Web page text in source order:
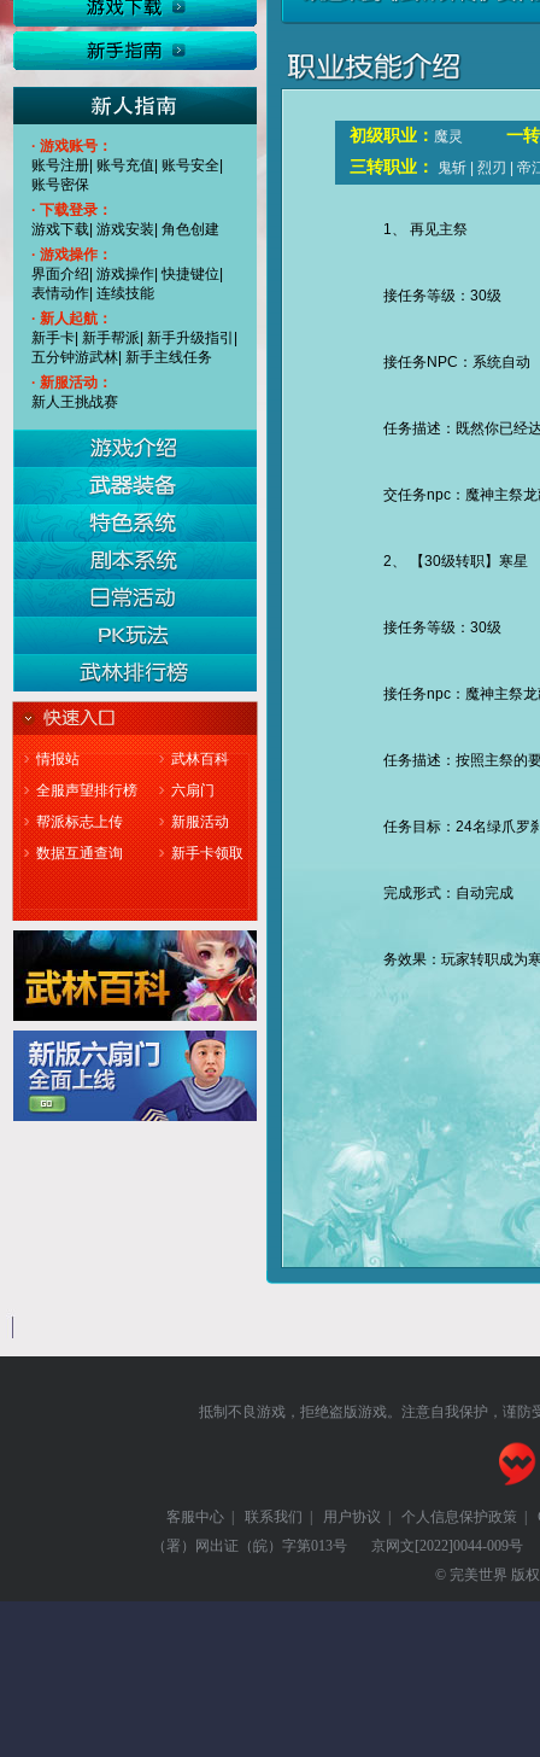
· 游戏账号：
账号注册 账号充值 账号安全
账号密保
· 下载登录：
游戏下载 游戏安装 角色创建
· 游戏操作：
界面介绍 游戏操作 |快捷键位
表情动作 连续技能
· 新人起航：
新手卡 新手帮派 新手升级指引
五分钟游武林 新手主线任务
· 新服活动：
新人王挑战赛
情报站
武林百科
全服声望排行榜
六扇门
帮派标志上传
新服活动
数据互通查询
新手卡领取
初级职业： 魔灵
一
三转职业：
鬼斩| 烈刃 帝
1、 再见主祭
接任务等级：30级
接任务NPC：系统自动
任务描述：既然你已经达
交任务npc：魔神主祭龙
2、 【30级转职】寒星
接任务等级：30级
接任务npc：魔神主祭龙
任务描述：按照主祭的要
任务目标：24名绿爪罗
完成形式：自动完成
务效果：玩家转职成为
抵制不良游戏，拒绝盗版游戏。注意自我保护，谨防
客服中心 | 联系我们 | 用户协议 | 个人信息保护政策 |
（署）网出证（皖）字第013号
京网文[2022]0044-009号
© 完美世界 版权